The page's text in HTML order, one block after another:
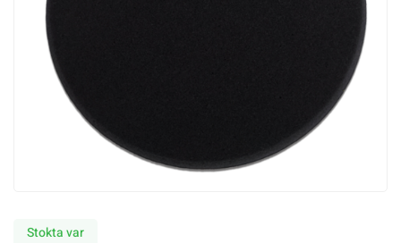
Stokta var